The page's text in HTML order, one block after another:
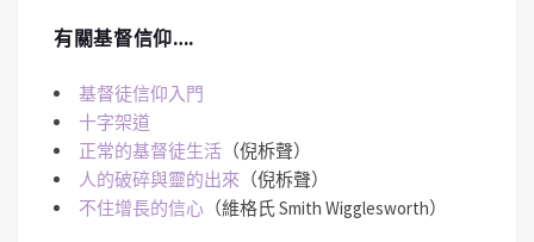
有關基督信仰….
基督徒信仰入門
十字架道
正常的基督徒生活 （倪柝聲）
人的破碎與靈的出來 （倪柝聲）
不住增長的信心 （維格氏 Smith Wigglesworth）